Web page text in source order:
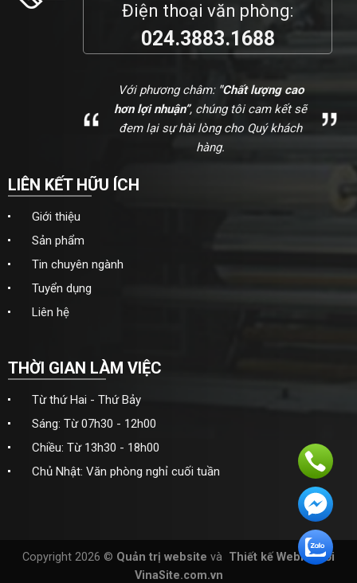
Điện thoại văn phòng:
024.3883.1688
Với phương châm:"Chất lượng cao
hơn lợi nhuận”, chúng tôi cam kết sẽ
đem lại sự hài lòng cho Quý khách
hàng.
LIÊN KẾT HỮU ÍCH
Giới thiệu
Sản phẩm
Tin chuyên ngành
Tuyển dụng
Liên hệ
THỜI GIAN LÀM VIỆC
Từ thứ Hai - Thứ Bảy
Sáng: Từ 07h30 - 12h00
Chiều: Từ 13h30 - 18h00
Chủ Nhật: Văn phòng nghỉ cuối tuần
Copyright 2026 © Quản trị website và Thiết kế Webitebởi
VinaSite.com.vn